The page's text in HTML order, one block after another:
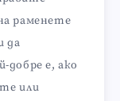
раменете
да
добре е, ако
или